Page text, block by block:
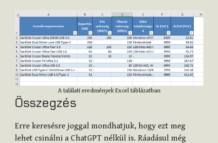
A találati eredmények Excel táblázatban
Összegzés
Erre keresésre joggal mondhatjuk, hogy ezt meg
lehet csinálni a ChatGPT nélkül is. Ráadásul még